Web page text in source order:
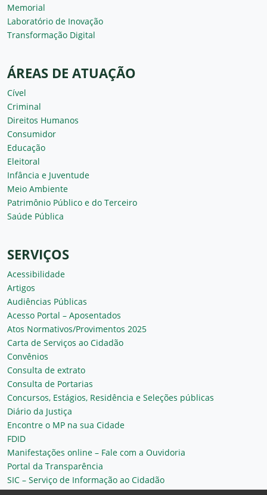
Memorial
Laboratório de Inovação
Transformação Digital
ÁREAS DE ATUAÇÃO
Cível
Criminal
Direitos Humanos
Consumidor
Educação
Eleitoral
Infância e Juventude
Meio Ambiente
Patrimônio Público e do Terceiro
Saúde Pública
SERVIÇOS
Acessibilidade
Artigos
Audiências Públicas
Acesso Portal – Aposentados
Atos Normativos/Provimentos 2025
Carta de Serviços ao Cidadão
Convênios
Consulta de extrato
Consulta de Portarias
Concursos, Estágios, Residência e Seleções públicas
Diário da Justiça
Encontre o MP na sua Cidade
FDID
Manifestações online – Fale com a Ouvidoria
Portal da Transparência
SIC – Serviço de Informação ao Cidadão